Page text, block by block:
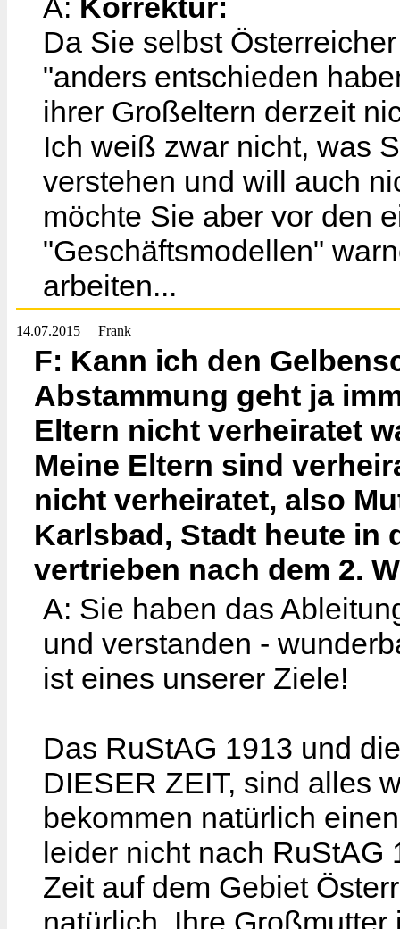
A: Korrektur:
Da Sie selbst
"anders entschieden
ihrer Großeltern derzeit
Ich weiß zwar nicht, was
verstehen und will auch
möchte Sie aber vor den
"Geschäftsmodellen"
arbeiten...
14.07.2015 Frank
F: Kann ich den
Abstammung geht ja
Eltern nicht verheiratet
Meine Eltern sind
nicht verheiratet, also
Karlsbad, Stadt heute in
vertrieben nach dem 2.
A: Sie haben das
und verstanden -
ist eines unserer Ziele!
Das RuStAG 1913 und
DIESER ZEIT, sind alles
bekommen natürlich
leider nicht nach RuStAG
Zeit auf dem Gebiet
natürlich, Ihre